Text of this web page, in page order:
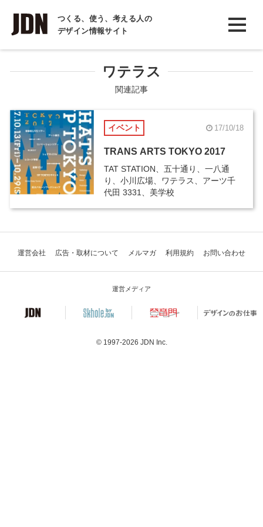
つくる、使う、考える人の
デザイン情報サイト
INTERVIEW
インタビュー
COLUMN
コラム
ワテラス
関連記事
イベント 17/10/18
TRANS ARTS TOKYO 2017
TAT STATION、五十通り、一八通
り、小川広場、ワテラス、アーツ千
代田 3331、美学校
運営会社 広告・取材について メルマガ 利用規約 お問い合わせ
運営メディア
© 1997-2026 JDN Inc.